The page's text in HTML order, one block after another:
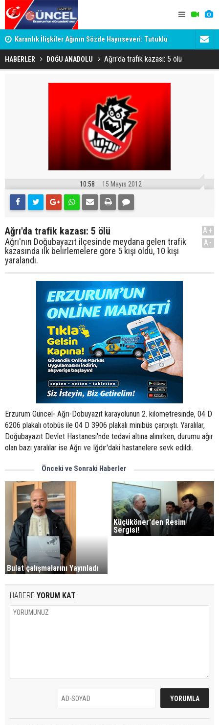
Karanlık İlişkiler Ağının Sözde Hayırseveri: Tutuklu
Memet Aca Dosyası
Dadaş'a
HABERLER DOĞU ANADOLU Ağrı'da trafik kazası: 5 ölü
10:58 15 Mayıs 2012
Ağrı'da trafik kazası: 5 ölü
Ağrı'nın Doğubayazıt ilçesinde meydana gelen trafik
kazasında ilk belirlemelere göre 5 kişi öldü, 10 kişi
yaralandı.
A+
A-
Erzurum Güncel- Ağrı-Dobuyazıt karayolunun 2. kilometresinde, 04 D
6206 plakalı otobüs ile 04 D 3906 plakalı minibüs çarpıştı. Yaralılar,
Doğubayazıt Devlet Hastanesi'nde tedavi altına alınırken, durumu ağır
olan bazı yaralılar ise Ağrı ve Iğdır'daki hastanelere sevk edildi.
Önceki ve Sonraki Haberler
Bulat çalışmalarını Yayınladı
Küçüköner'den Resim
Sergisi!
HABERE YORUM KAT